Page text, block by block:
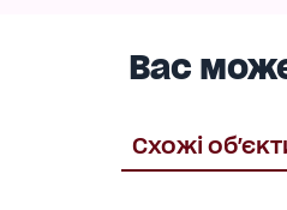
Вас
Схожі